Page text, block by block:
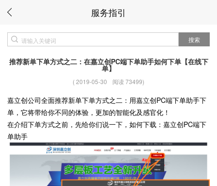
服务指引
搜索
推荐新单下单方式之二：在嘉立创PC端下单助手如何下单【在线下
单】
(2019-05-30 阅读 73499)
嘉立创公司全面推荐新单下单方式之二：用嘉立创PC端下单助手下
单，它将带给你不同的体验，更加的智能化及感官化！
在介绍下单方式之前，先给你们说一下，如何下载：嘉立创PC端下
单助手